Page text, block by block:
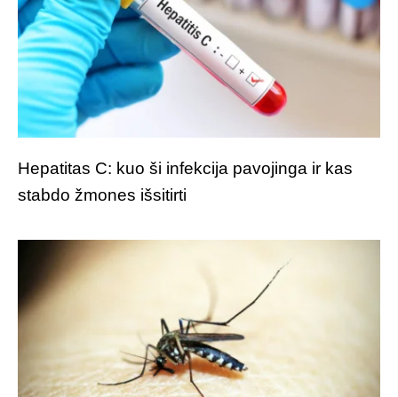
Hepatitas C: kuo ši infekcija pavojinga ir kas
stabdo žmones išsitirti